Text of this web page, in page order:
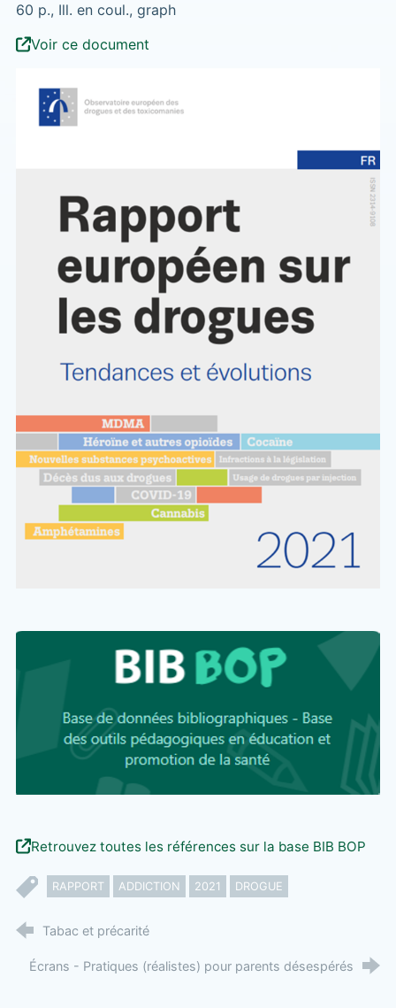
60 p., Ill. en coul., graph
Voir ce document
Retrouvez toutes les références sur la base BIB BOP
RAPPORT ADDICTION 2021 DROGUE
Tabac et précarité
Écrans - Pratiques (réalistes) pour parents désespérés